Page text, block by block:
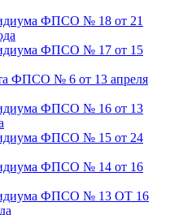
ФПСО № 18 от 21
ФПСО № 17 от 15
ФПСО № 6 от 13 апреля
ФПСО № 16 от 13
ФПСО № 15 от 24
ФПСО № 14 от 16
ФПСО № 13 ОТ 16